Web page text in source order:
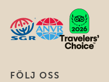
FÖLJ OSS